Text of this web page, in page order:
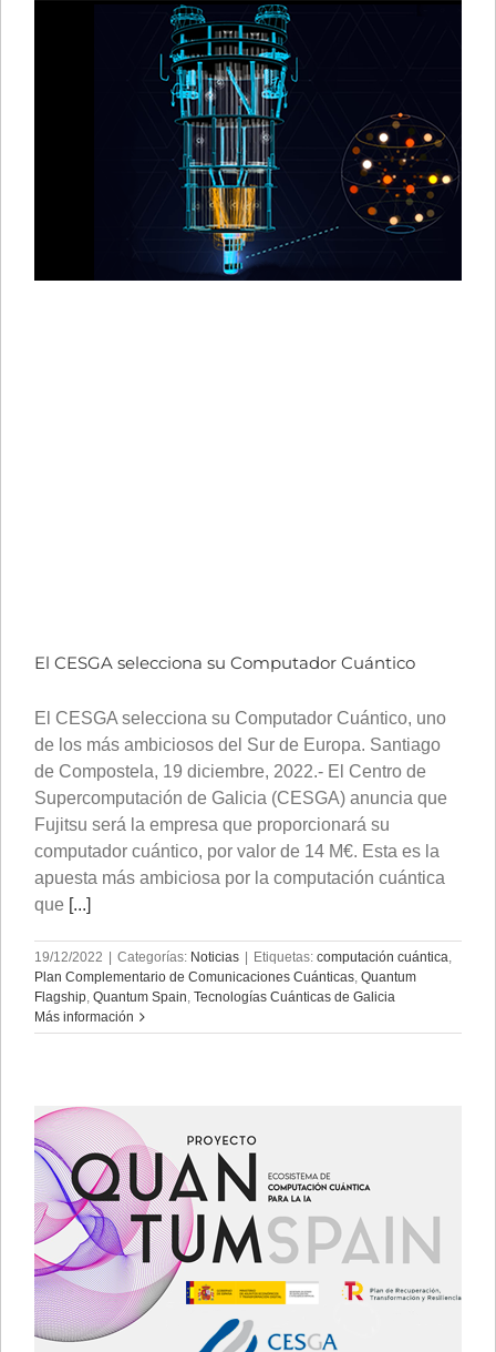
El CESGA selecciona su Computador Cuántico
El CESGA selecciona su Computador Cuántico, uno
de los más ambiciosos del Sur de Europa. Santiago
de Compostela, 19 diciembre, 2022.- El Centro de
Supercomputación de Galicia (CESGA) anuncia que
Fujitsu será la empresa que proporcionará su
computador cuántico, por valor de 14 M€. Esta es la
apuesta más ambiciosa por la computación cuántica
que [...]
19/12/2022 | Categorías: Noticias | Etiquetas: computación cuántica
Plan Complementario de Comunicaciones Cuánticas Quantum
Flagship Quantum Spain Tecnologías Cuánticas de Galicia
Más información